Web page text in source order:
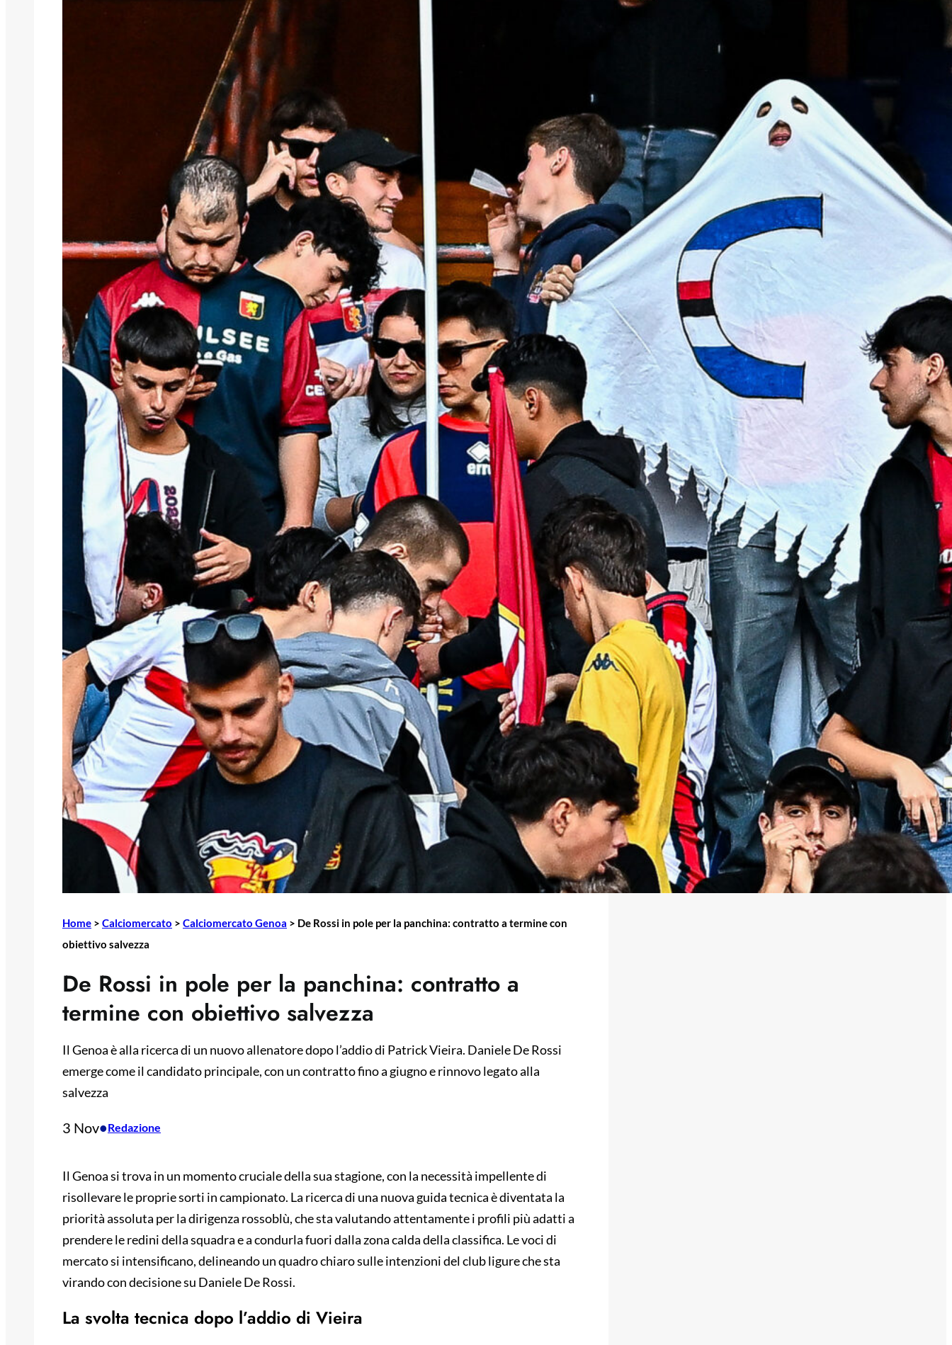
Home > Calciomercato > Calciomercato Genoa > De Rossi in pole per la panchina: contratto a termine con
obiettivo salvezza
De Rossi in pole per la panchina: contratto a
termine con obiettivo salvezza
Il Genoa è alla ricerca di un nuovo allenatore dopo l’addio di Patrick Vieira. Daniele De Rossi
emerge come il candidato principale, con un contratto fino a giugno e rinnovo legato alla
salvezza
3 Nov•Redazione
Il Genoa si trova in un momento cruciale della sua stagione, con la necessità impellente di
risollevare le proprie sorti in campionato. La ricerca di una nuova guida tecnica è diventata la
priorità assoluta per la dirigenza rossoblù, che sta valutando attentamente i profili più adatti a
prendere le redini della squadra e a condurla fuori dalla zona calda della classifica. Le voci di
mercato si intensificano, delineando un quadro chiaro sulle intenzioni del club ligure che sta
virando con decisione su Daniele De Rossi.
La svolta tecnica dopo l’addio di Vieira
Il Genoa rifiuta un milione dal
Genoa, l’ex van ’t Schip riparte dalla
Nazionale: è il nuovo ct del
Kazakistan
7 Agosto 2026